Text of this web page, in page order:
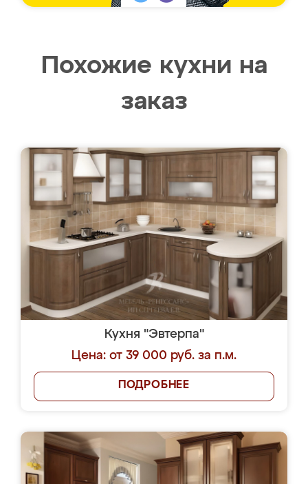
Похожие кухни на
заказ
Кухня "Эвтерпа"
Цена: от 39 000 руб. за п.м.
ПОДРОБНЕЕ